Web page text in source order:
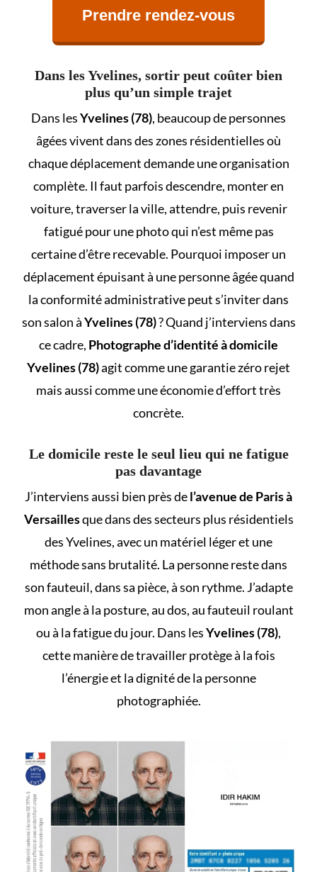
Prendre rendez-vous
Dans les Yvelines, sortir peut coûter bien
plus qu’un simple trajet
Dans lesYvelines (78), beaucoup de personnes
âgées vivent dans des zones résidentielles où
chaque déplacement demande une organisation
complète. Il faut parfois descendre, monter en
voiture, traverser la ville, attendre, puis revenir
fatigué pour une photo qui n’est même pas
certaine d’être recevable. Pourquoi imposer un
déplacement épuisant à une personne âgée quand
la conformité administrative peut s’inviter dans
son salon àYvelines (78)? Quand j’interviens dans
ce cadre, Photographe d’identité à domicile
Yvelines (78)agit comme unegarantie zéro rejet
mais aussi comme une économie d’effort très
concrète.
Le domicile reste le seul lieu qui ne fatigue
pas davantage
J’interviens aussi bien près del’avenue de Paris à
Versaillesque dans des secteurs plus résidentiels
des Yvelines, avec un matériel léger et une
méthode sans brutalité. La personne reste dans
son fauteuil, dans sa pièce, à son rythme. J’adapte
mon angle à la posture, au dos, au fauteuil roulant
ou à la fatigue du jour. Dans lesYvelines (78),
cette manière de travailler protège à la fois
l’énergie et la dignité de la personne
photographiée.